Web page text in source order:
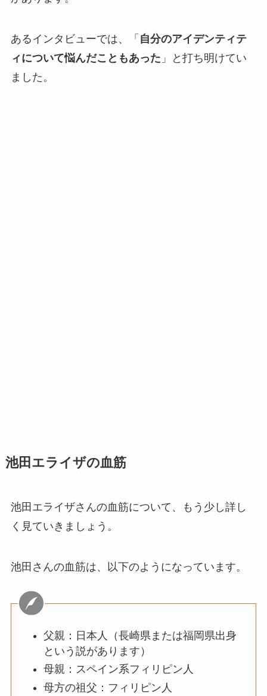
あるインタビューでは、「 自分のアイデンティテ
ィについて悩んだこともあった 」と打ち明けてい
ました。
池田エライザの血筋
池田エライザさんの血筋について、もう少し詳し
く見ていきましょう。
池田さんの血筋は、以下のようになっています。
父親：日本人（長崎県または福岡県出身
という説があります）
母親：スペイン系フィリピン人
母方の祖父：フィリピン人